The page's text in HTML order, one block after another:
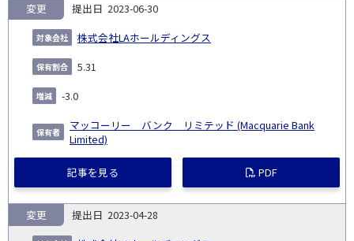
2023-06-30
株式会社LAホールディングス
変更
5.31
-3.0
マッコーリー バンク リミテッド (Macquarie Bank
Limited)
記事を見る PDF
2023-04-28
変更